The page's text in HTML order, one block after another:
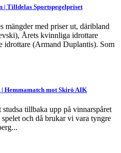
Tilldelas Sportspegelpriset
mängder med priser ut, däribland
Årets kvinnliga idrottare
idrottare (Armand Duplantis). Som
Hemmamatch mot Skirö AIK
tillbaka upp på vinnarspåret
och då brukar vi vara tyngre